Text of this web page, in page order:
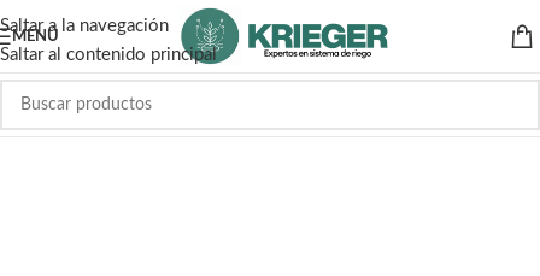
Saltar a la navegación
Saltar al contenido principal
MENÚ